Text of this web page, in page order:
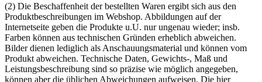
(2) Die Beschaffenheit der bestellten Waren ergibt sich aus den
Produktbeschreibungen im Webshop. Abbildungen auf der
Internetseite geben die Produkte u.U. nur ungenau wieder; insb.
Farben können aus technischen Gründen erheblich abweichen.
Bilder dienen lediglich als Anschauungsmaterial und können vom
Produkt abweichen. Technische Daten, Gewichts-, Maß und
Leistungsbeschreibung sind so präzise wie möglich angegeben,
können aber die üblichen Abweichungen aufweisen. Die hier